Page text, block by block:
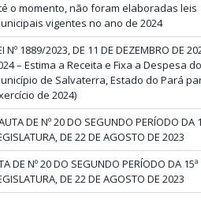
o momento, não foram elaboradas leis
vigentes no ano de 2024
Nº 1889/2023, DE 11 DE DEZEMBRO DE
– Estima a Receita e Fixa a Despesa do
de Salvaterra, Estado do Pará
de 2024)
DE Nº 20 DO SEGUNDO PERÍODO DA
DE 22 DE AGOSTO DE 2023
DE Nº 20 DO SEGUNDO PERÍODO DA 15ª
DE 22 DE AGOSTO DE 2023